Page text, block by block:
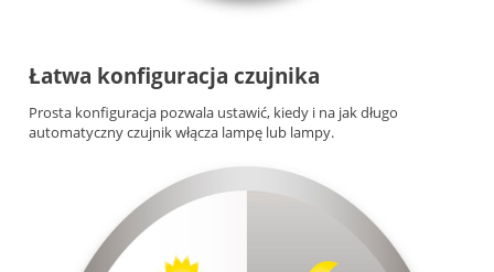
Łatwa konfiguracja czujnika
Prosta konfiguracja pozwala ustawić, kiedy i na jak długo
automatyczny czujnik włącza lampę lub lampy.